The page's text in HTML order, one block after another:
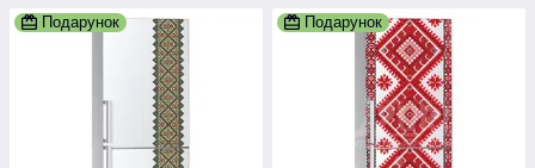
Подарунок Подарунок